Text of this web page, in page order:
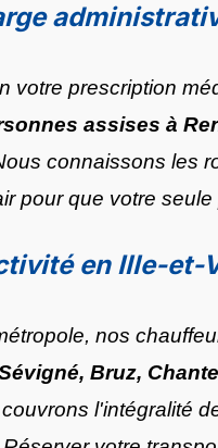
votre prescription
assises à
connaissons les
pour que votre
en Ille-et-
nos
Bruz,
l'intégralité